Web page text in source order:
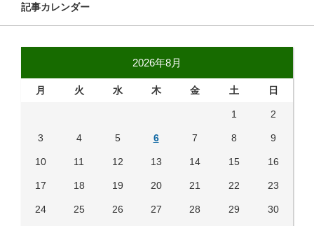
記事カレンダー
2026年8月
月 火 水 木 金 土 日
1 2
3 4 5 6 7 8 9
10 11 12 13 14 15 16
17 18 19 20 21 22 23
24 25 26 27 28 29 30